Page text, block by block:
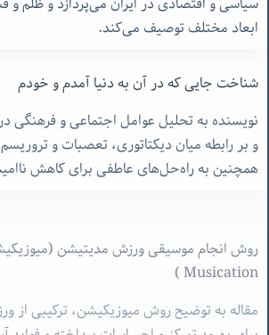
ابعاد مختلف توصیف می‌کند.
شناخت جایی که در آن به دنیا آمدم و خودم
نویسنده به تحلیل عوامل اجتماعی و فرهنگی در
و بر رابطه میان دیکتاتوری، تعصبات و
همچنین به راه‌حل‌های عاطفی برای کاهش
مقاله به توضیح روش میوزیکیشن، ترکیبی از
می‌کند.